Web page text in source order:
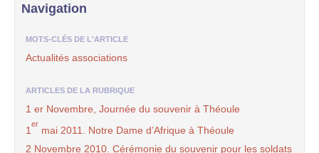
Navigation
MOTS-CLÉS DE L'ARTICLE
Actualités associations
ARTICLES DE LA RUBRIQUE
1 er Novembre, Journée du souvenir à Théoule
1
er
mai 2011. Notre Dame d’Afrique à Théoule
2 Novembre 2010. Cérémonie du souvenir pour les soldats